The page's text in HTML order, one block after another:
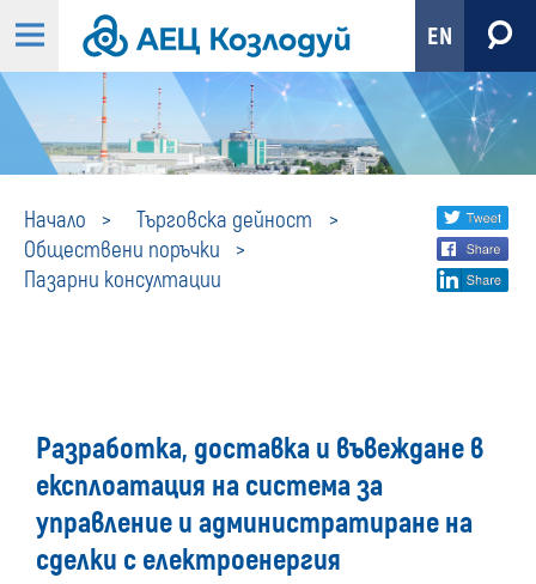
EN
Начало
Търговска дейност
Обществени поръчки
Пазарни консултации
Пазарни
консултации
Share
social
Разработка, доставка и въвеждане в
експлоатация на система за
управление и администратиране на
сделки с електроенергия